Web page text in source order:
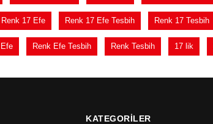
Renk 17 Efe Renk 17 Efe Tesbih Renk 17 Tesbih
Renk Efe Tesbih Renk Tesbih 17 lik
KATEGORİLER